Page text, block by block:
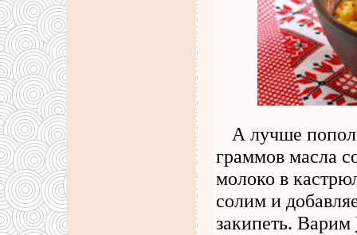
А лучше
граммов масла
молоко в
солим и
закипеть. Варим